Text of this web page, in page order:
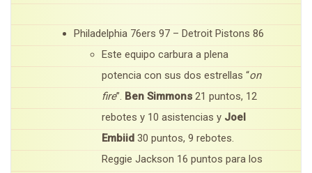
Philadelphia 76ers 97 – Detroit Pistons 86
Este equipo carbura a plena
potencia con sus dos estrellas “on
fire”. Ben Simmons 21 puntos, 12
rebotes y 10 asistencias y Joel
Embiid 30 puntos, 9 rebotes.
Reggie Jackson 16 puntos para los